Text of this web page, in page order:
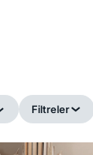
Filtreler